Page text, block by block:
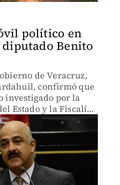
político en
diputado Benito
de Veracruz,
confirmó que
investigado por la
y la Fiscalía